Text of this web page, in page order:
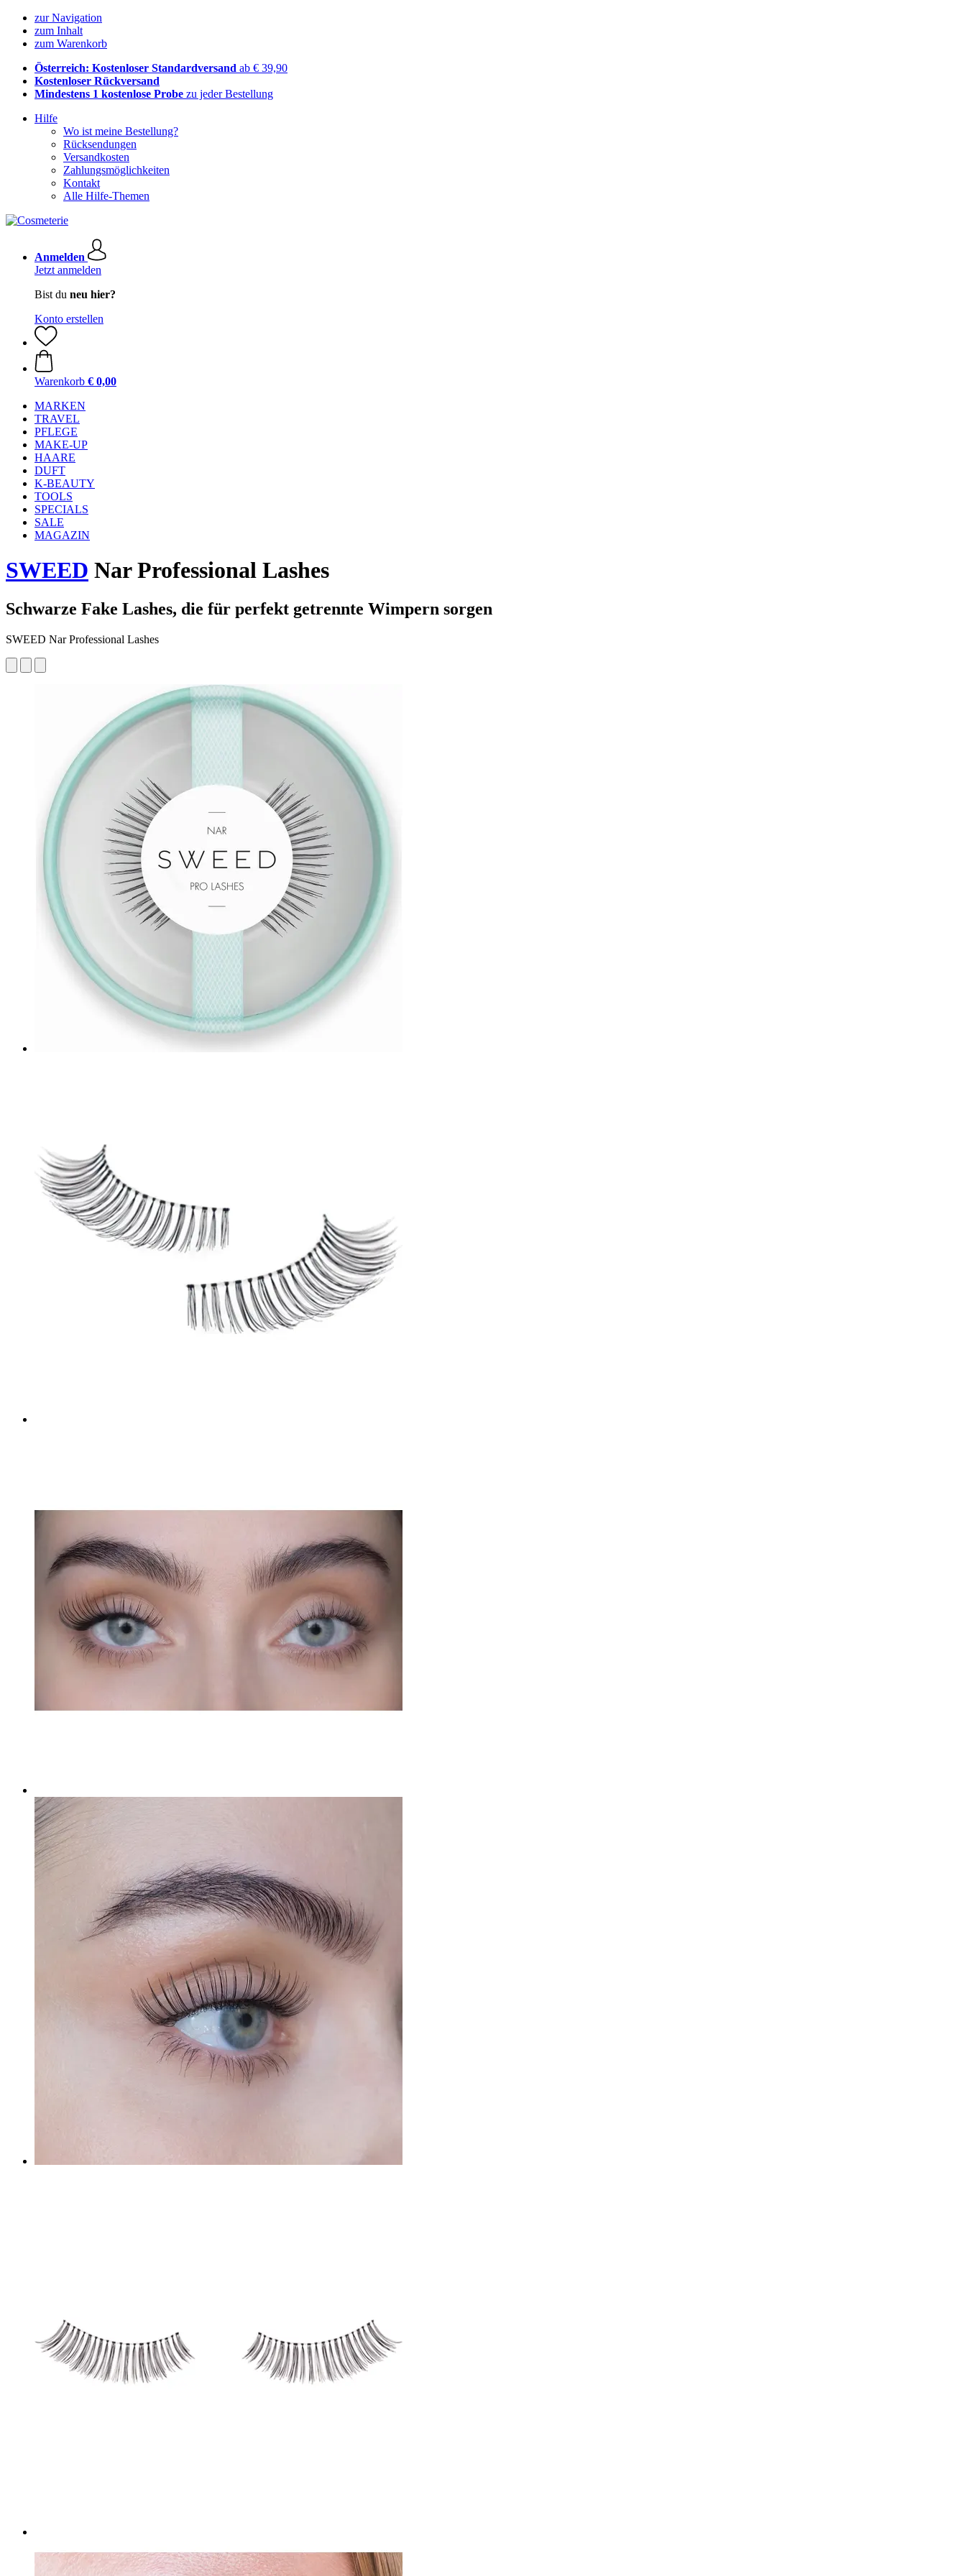
zur Navigation
zum Inhalt
zum Warenkorb
Österreich: Kostenloser Standardversand ab € 39,90
Kostenloser Rückversand
Mindestens 1 kostenlose Probe zu jeder Bestellung
Hilfe
Wo ist meine Bestellung?
Rücksendungen
Versandkosten
Zahlungsmöglichkeiten
Kontakt
Alle Hilfe-Themen
Anmelden
Jetzt anmelden
Bist du neu hier?
Konto erstellen
Warenkorb € 0,00
MARKEN
TRAVEL
PFLEGE
MAKE-UP
HAARE
DUFT
K-BEAUTY
TOOLS
SPECIALS
SALE
MAGAZIN
SWEED Nar Professional Lashes
Schwarze Fake Lashes, die für perfekt getrennte Wimpern sorgen
SWEED Nar Professional Lashes